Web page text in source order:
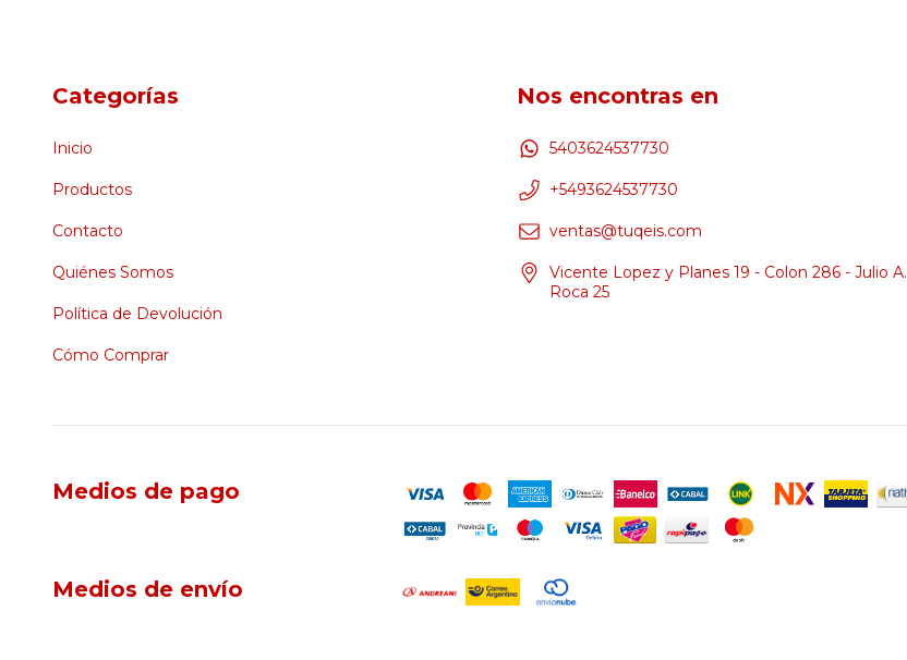
Categorías
Inicio
Productos
Contacto
Quiénes Somos
Política de Devolución
Cómo Comprar
Nos encontras en
5403624537730
+5493624537730
ventas@tuqeis.com
Vicente Lopez y Planes 19 - Colon 286 - Julio A.
Roca 25
Medios de pago
Medios de envío